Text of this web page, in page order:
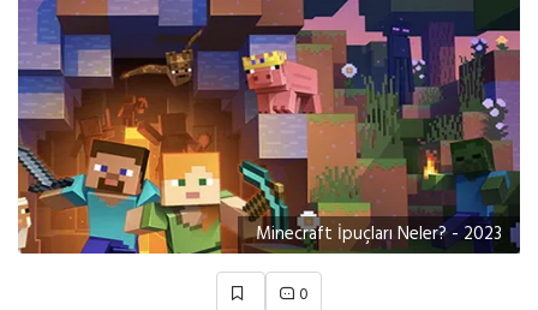
Minecraft İpuçları Neler? - 2023
0